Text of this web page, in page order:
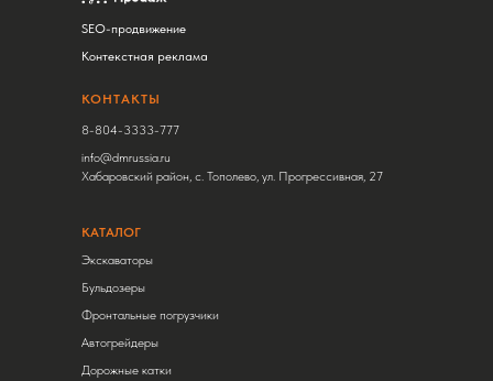
Экскаваторы
Бульдозеры
Фронтальные погрузчики
Автогрейдеры
Дорожные катки
КАТАЛОГ
SEO-продвижение
Контекстная реклама
8-804-3333-777
info@dmrussia.ru
Хабаровский район, с. Тополево, ул. Прогрессивная, 27
КОНТАКТЫ